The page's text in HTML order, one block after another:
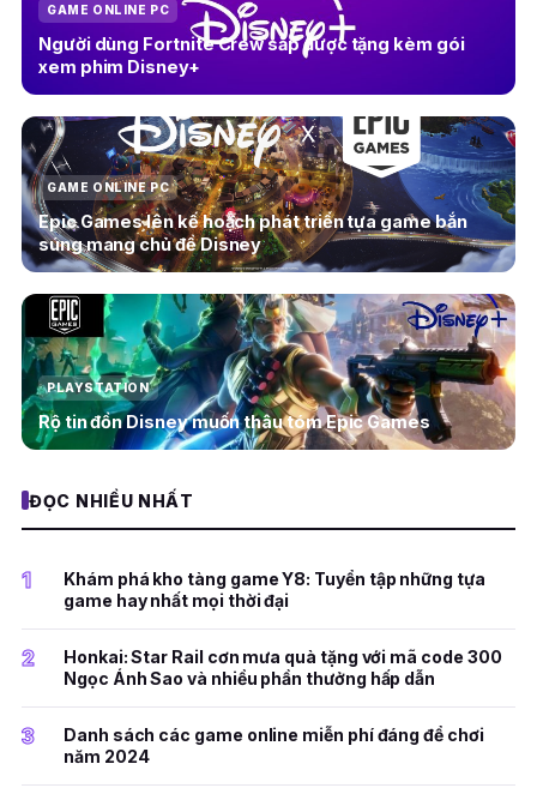
GAME ONLINE PC
Người dùng Fortnite Crew sắp được tặng kèm gói
xem phim Disney+
GAME ONLINE PC
Epic Games lên kế hoạch phát triển tựa game bắn
súng mang chủ đề Disney
PLAYSTATION
Rộ tin đồn Disney muốn thâu tóm Epic Games
ĐỌC NHIỀU NHẤT
1
Khám phá kho tàng game Y8: Tuyển tập những tựa
game hay nhất mọi thời đại
2
Honkai: Star Rail cơn mưa quà tặng với mã code 300
Ngọc Ánh Sao và nhiều phần thưởng hấp dẫn
3
Danh sách các game online miễn phí đáng để chơi
năm 2024